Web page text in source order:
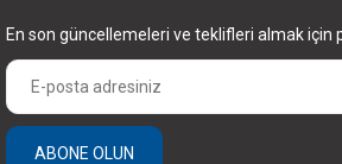
En son güncellemeleri ve teklifleri almak için
ABONE OLUN